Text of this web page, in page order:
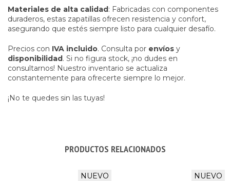
Materiales de alta calidad: Fabricadas con componentes
duraderos, estas zapatillas ofrecen resistencia y confort,
asegurando que estés siempre listo para cualquier desafío.
Precios con IVA incluido. Consulta por envíos y
disponibilidad. Si no figura stock, ¡no dudes en
consultarnos! Nuestro inventario se actualiza
constantemente para ofrecerte siempre lo mejor.
¡No te quedes sin las tuyas!
PRODUCTOS RELACIONADOS
NUEVO NUEVO